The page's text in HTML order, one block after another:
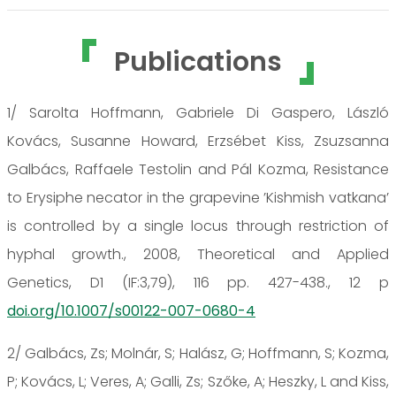
Publications
1/ Sarolta Hoffmann, Gabriele Di Gaspero, László
Kovács, Susanne Howard, Erzsébet Kiss, Zsuzsanna
Galbács, Raffaele Testolin and Pál Kozma, Resistance
to Erysiphe necator in the grapevine ’Kishmish vatkana’
is controlled by a single locus through restriction of
hyphal growth., 2008, Theoretical and Applied
Genetics, D1 (IF:3,79), 116 pp. 427-438., 12 p
doi.org/10.1007/s00122-007-0680-4
2/ Galbács, Zs; Molnár, S; Halász, G; Hoffmann, S; Kozma,
P; Kovács, L; Veres, A; Galli, Zs; Szőke, A; Heszky, L and Kiss,